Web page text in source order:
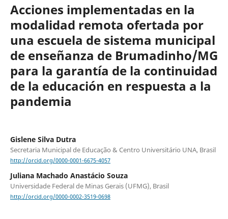
Acciones implementadas en la
modalidad remota ofertada por
una escuela de sistema municipal
de enseñanza de Brumadinho/MG
para la garantía de la continuidad
de la educación en respuesta a la
pandemia
Gislene Silva Dutra
Secretaria Municipal de Educação & Centro Universitário UNA, Brasil
http://orcid.org/0000-0001-6675-4057
Juliana Machado Anastácio Souza
Universidade Federal de Minas Gerais (UFMG), Brasil
http://orcid.org/0000-0002-3519-0698